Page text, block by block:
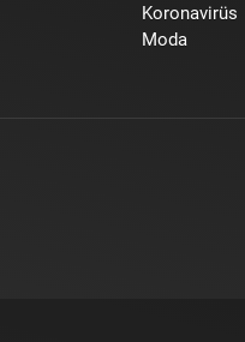
Koronavirüs
Moda